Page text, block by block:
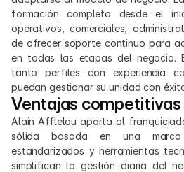
formación completa desde el
operativos, comerciales,
de ofrecer soporte continuo para
en todas las etapas del negocio.
tanto perfiles con experiencia
puedan gestionar su unidad con
Ventajas competitivas
Alain Afflelou aporta al
sólida basada en una marca
estandarizados y herramientas
simplifican la gestión diaria del